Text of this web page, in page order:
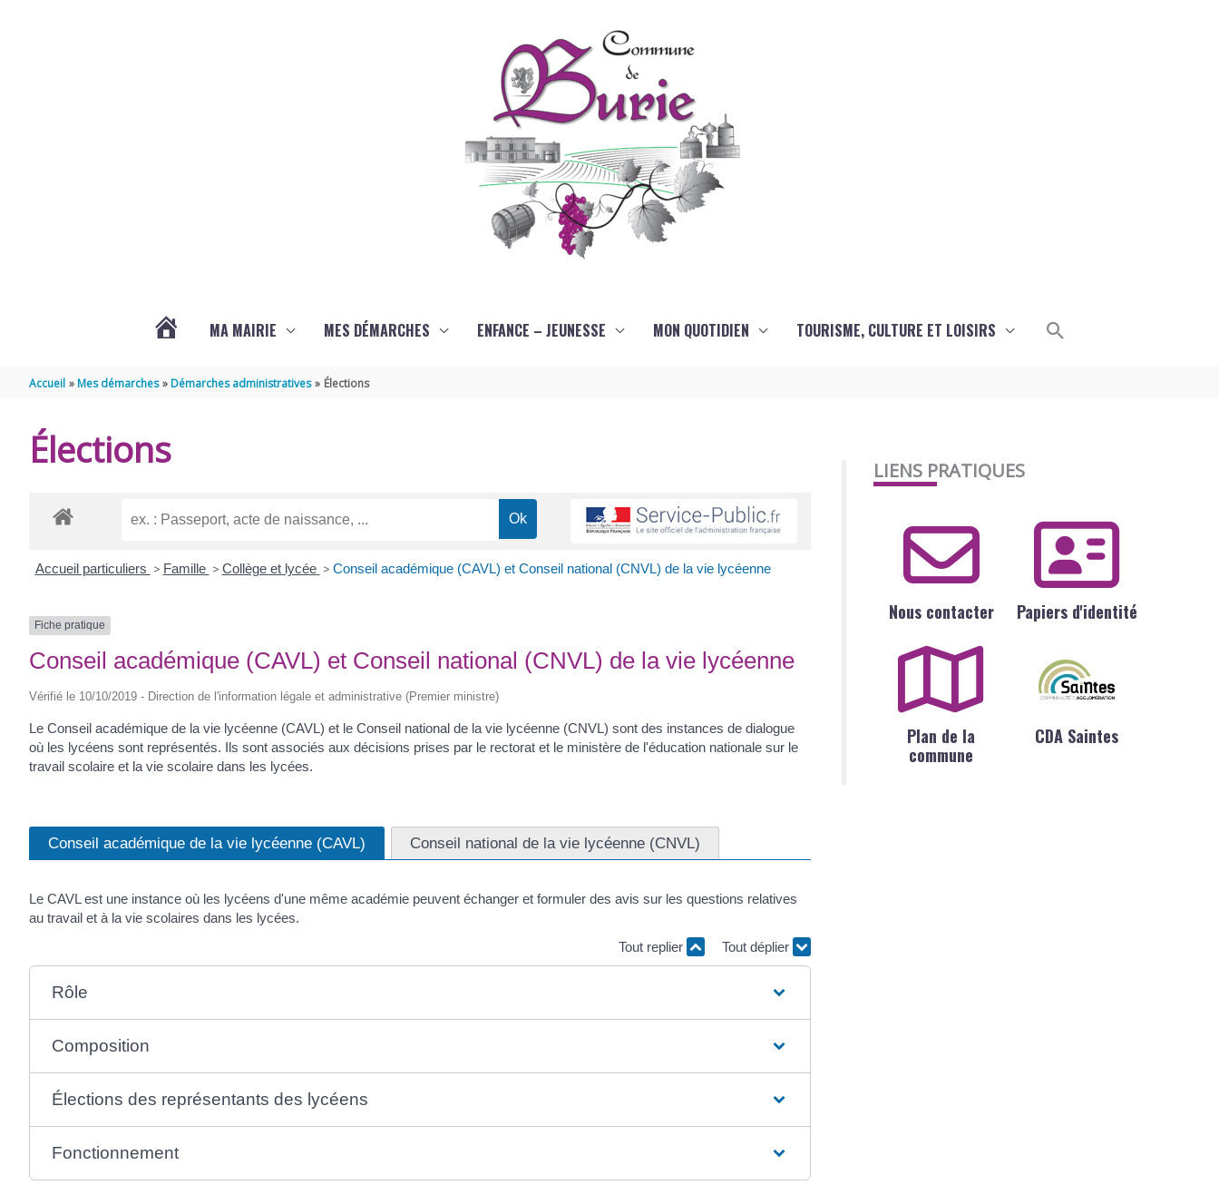
MA MAIRIE MES DÉMARCHES ENFANCE – JEUNESSE MON QUOTIDIEN TOURISME, CULTURE ET LOISIRS Rechercher
Accueil Mes démarches Démarches administratives Élections
Élections
Accueil particuliers > Famille > Collège et lycée > Conseil académique (CAVL) et Conseil national (CNVL) de la vie lycéenne
Fiche pratique
Conseil académique (CAVL) et Conseil national (CNVL) de la vie lycéenne
Vérifié le 10/10/2019 - Direction de l'information légale et administrative (Premier ministre)
Le Conseil académique de la vie lycéenne (CAVL) et le Conseil national de la vie lycéenne (CNVL) sont des instances de dialogue
où les lycéens sont représentés. Ils sont associés aux décisions prises par le rectorat et le ministère de l'éducation nationale sur le
travail scolaire et la vie scolaire dans les lycées.
Conseil académique de la vie lycéenne (CAVL) Conseil national de la vie lycéenne (CNVL)
Le CAVL est une instance où les lycéens d'une même académie peuvent échanger et formuler des avis sur les questions relatives
au travail et à la vie scolaires dans les lycées.
Tout replier
Tout déplier
Rôle
Composition
Élections des représentants des lycéens
Fonctionnement
LIENS PRATIQUES
Nous contacter Papiers d'identité
Plan de la
commune
CDA Saintes